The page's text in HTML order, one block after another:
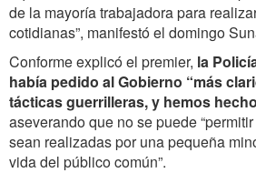
de la mayoría trabajadora para
cotidianas”, manifestó el domingo
Conforme explicó el premier, la
había pedido al Gobierno “más
tácticas guerrilleras, y hemos
aseverando que no se puede
sean realizadas por una pequeña
vida del público común”.